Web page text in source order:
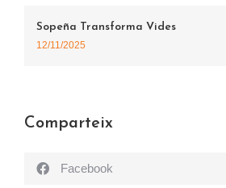
Sopeña Transforma Vides
12/11/2025
Comparteix
Facebook